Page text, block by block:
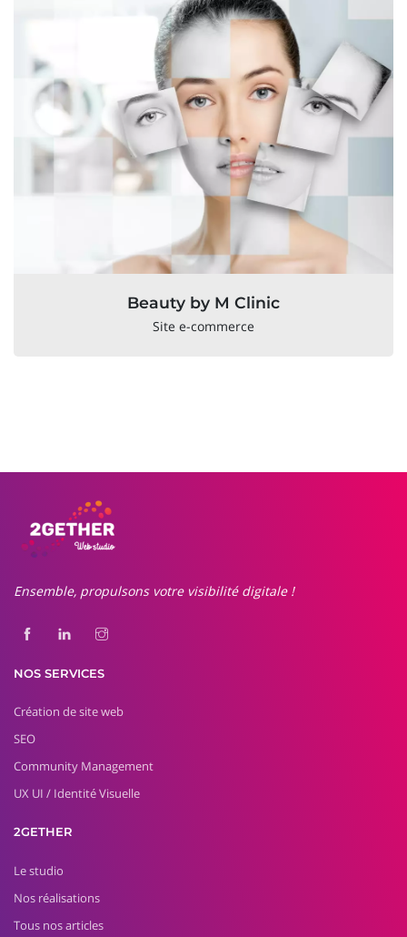
Beauty by M Clinic
Site e-commerce
Ensemble, propulsons votre visibilité digitale !
NOS SERVICES
Création de site web
SEO
Community Management
UX UI / Identité Visuelle
2GETHER
Le studio
Nos réalisations
Tous nos articles